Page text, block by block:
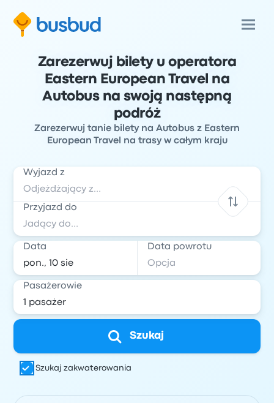
Zarezerwuj bilety u operatora
Eastern European Travel na
Autobus na swoją następną
podróż
Zarezerwuj tanie bilety na Autobus z Eastern
European Travel na trasy w całym kraju
Wyjazd z
Przyjazd do
Data Data powrotu
Pasażerowie
Szukaj
Szukaj zakwaterowania